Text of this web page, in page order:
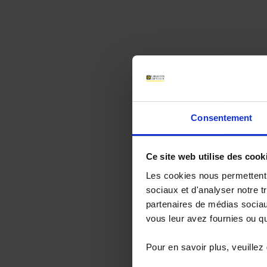
Consentement
Ce site web utilise des
Les cookies nous
sociaux et d'analyser notre
partenaires de médias
vous leur avez fournies ou
Pour en savoir plus, veuillez
Lancée en
rendre aptes
Pyrocontrole
La French
transition
l’international.
et la
aux